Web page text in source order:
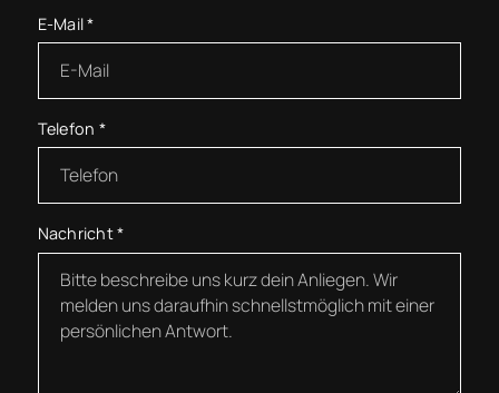
E-Mail*
Telefon *
Nachricht*